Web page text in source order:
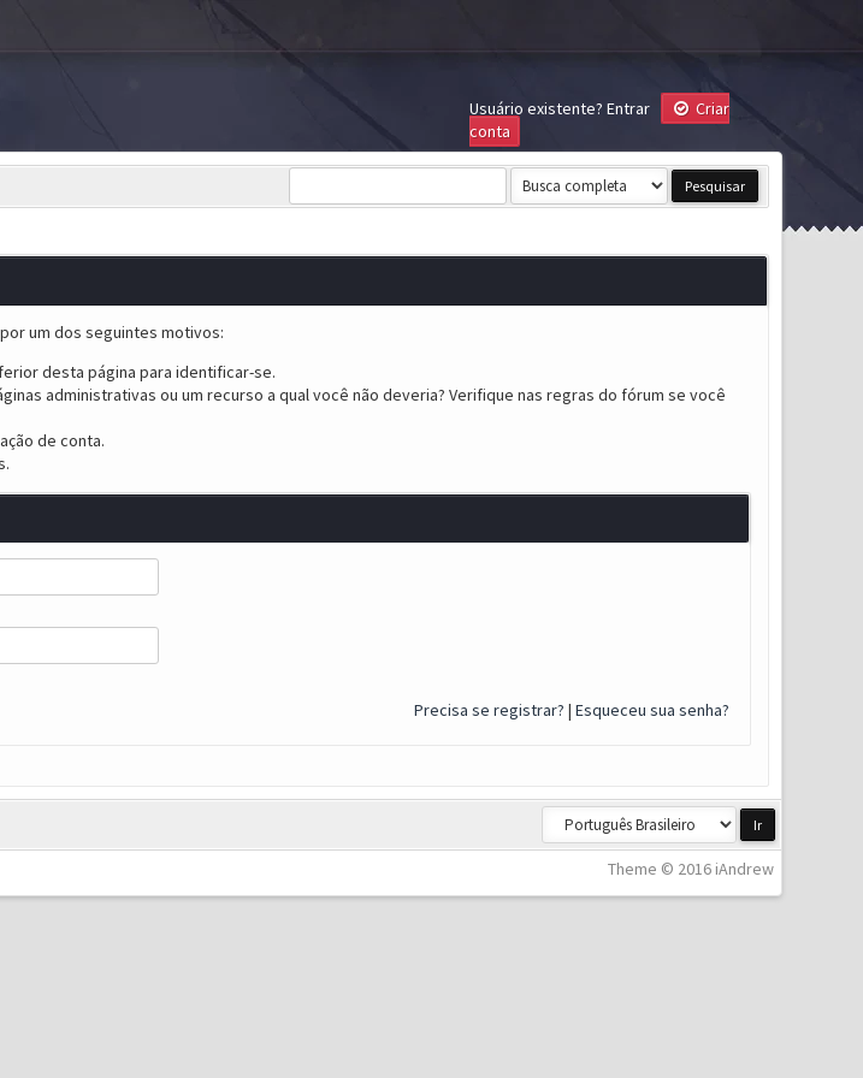
Usuário existente? Entrar
Criar
conta
um dos seguintes motivos:
desta página para identificar-se.
administrativas ou um recurso a qual você não deveria? Verifique nas regras do fórum se você
de conta.
Precisa se registrar? | Esqueceu sua senha?
Theme © 2016 iAndrew